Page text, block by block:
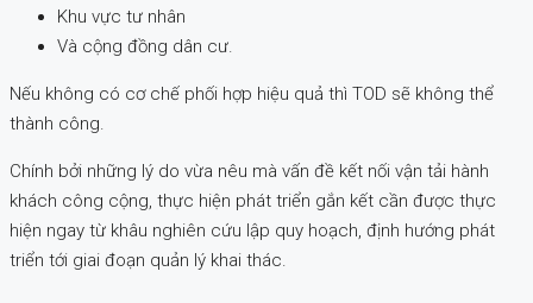
Khu vực tư nhân
Và cộng đồng dân cư.
Nếu không có cơ chế phối hợp hiệu quả thì TOD sẽ không thể
thành công.
Chính bởi những lý do vừa nêu mà vấn đề kết nối vận tải hành
khách công cộng, thực hiện phát triển gắn kết cần được thực
hiện ngay từ khâu nghiên cứu lập quy hoạch, định hướng phát
triển tới giai đoạn quản lý khai thác.